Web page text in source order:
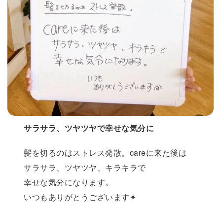
サラサラ、ツヤツヤで幸せな気分に
髪を切るのはストレス発散。careに来た後は
サラサラ、ツヤツヤ、キラキラで
幸せな気分になります。
いつもありがとうございます✦